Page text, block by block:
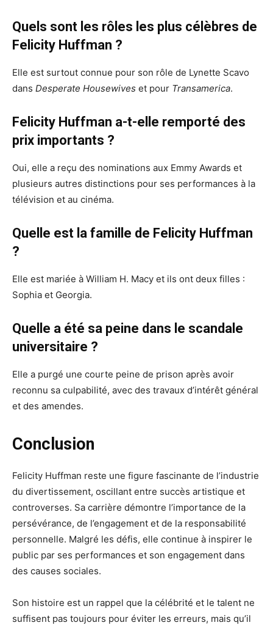
Quels sont les rôles les plus célèbres de
Felicity Huffman ?
Elle est surtout connue pour son rôle de Lynette Scavo
dans Desperate Housewives et pour Transamerica.
Felicity Huffman a-t-elle remporté des
prix importants ?
Oui, elle a reçu des nominations aux Emmy Awards et
plusieurs autres distinctions pour ses performances à la
télévision et au cinéma.
Quelle est la famille de Felicity Huffman
?
Elle est mariée à William H. Macy et ils ont deux filles :
Sophia et Georgia.
Quelle a été sa peine dans le scandale
universitaire ?
Elle a purgé une courte peine de prison après avoir
reconnu sa culpabilité, avec des travaux d’intérêt général
et des amendes.
Conclusion
Felicity Huffman reste une figure fascinante de l’industrie
du divertissement, oscillant entre succès artistique et
controverses. Sa carrière démontre l’importance de la
persévérance, de l’engagement et de la responsabilité
personnelle. Malgré les défis, elle continue à inspirer le
public par ses performances et son engagement dans
des causes sociales.
Son histoire est un rappel que la célébrité et le talent ne
suffisent pas toujours pour éviter les erreurs, mais qu’il